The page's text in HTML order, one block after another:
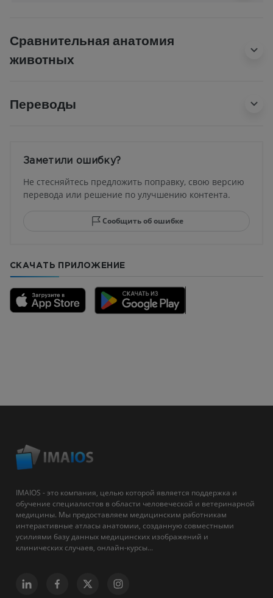
Сравнительная анатомия
животных
Переводы
Заметили ошибку?
Не стесняйтесь предложить поправку, свою версию
перевода или решение по улучшению контента.
Сообщить об ошибке
СКАЧАТЬ ПРИЛОЖЕНИЕ
IMAIOS - это компания, целью которой является поддержка и
обучение специалистов в области человеческой и ветеринарной
медицины. Мы предоставляем медицинским работникам
интерактивные атласы анатомии, созданную совместными
усилиями базу данных медицинских изображений и
клинических случаев, онлайн-курсы...